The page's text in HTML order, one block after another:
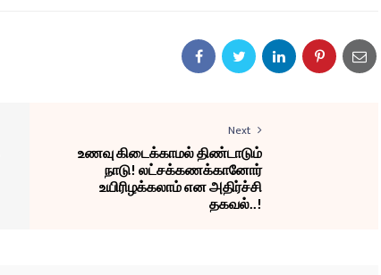
Next
உணவு கிடைக்காமல் திண்டாடும்
நாடு! லட்சக்கணக்கானோர்
உயிரிழக்கலாம் என அதிர்ச்சி
தகவல்..!